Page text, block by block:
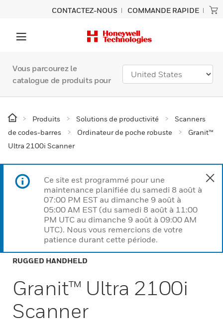
CONTACTEZ-NOUS COMMANDE RAPIDE
Vous parcourez le
catalogue de produits pour
Produits Solutions de productivité
Scanners
de codes-barres
Ordinateur de poche robuste
Granit™
Ultra 2100i Scanner
Ce site est programmé pour une
maintenance planifiée du samedi 8 août à
07:00 PM EST au dimanche 9 août à
05:00 AM EST (du samedi 8 août à 11:00
PM UTC au dimanche 9 août à 09:00 AM
UTC). Nous vous remercions de votre
patience durant cette période.
RUGGED HANDHELD
Granit™ Ultra 2100i
Scanner